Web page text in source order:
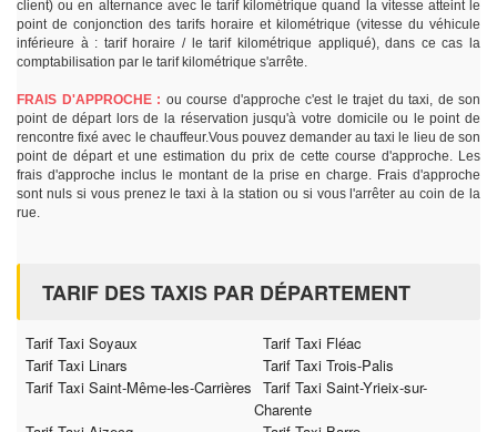
client) ou en alternance avec le tarif kilométrique quand la vitesse atteint le
point de conjonction des tarifs horaire et kilométrique (vitesse du véhicule
inférieure à : tarif horaire / le tarif kilométrique appliqué), dans ce cas la
comptabilisation par le tarif kilométrique s'arrête.
FRAIS D'APPROCHE : ou course d'approche c'est le trajet du taxi, de son
point de départ lors de la réservation jusqu'à votre domicile ou le point de
rencontre fixé avec le chauffeur.Vous pouvez demander au taxi le lieu de son
point de départ et une estimation du prix de cette course d'approche. Les
frais d'approche inclus le montant de la prise en charge. Frais d'approche
sont nuls si vous prenez le taxi à la station ou si vous l'arrêter au coin de la
rue.
TARIF DES TAXIS PAR DÉPARTEMENT
Tarif Taxi Soyaux
Tarif Taxi Fléac
Tarif Taxi Linars
Tarif Taxi Trois-Palis
Tarif Taxi Saint-Même-les-Carrières Tarif Taxi Saint-Yrieix-sur-
Charente